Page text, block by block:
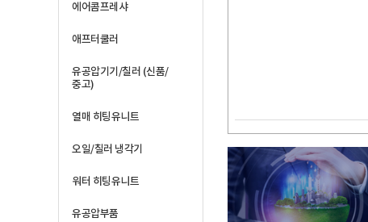
에어콤프레샤
애프터쿨러
유공압기기/칠러 (신품/
중고)
열매 히팅유니트
오일/칠러 냉각기
워터 히팅유니트
유공압부품